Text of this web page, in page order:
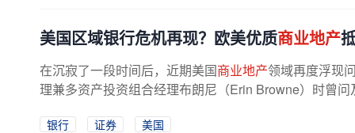
美国区域银行危机再现？欧美优质商业地产
在沉寂了一段时间后，近期美国商业地产领域再度浮现
理兼多资产投资组合经理布朗尼（Erin Browne）时曾
银行 证券
美国